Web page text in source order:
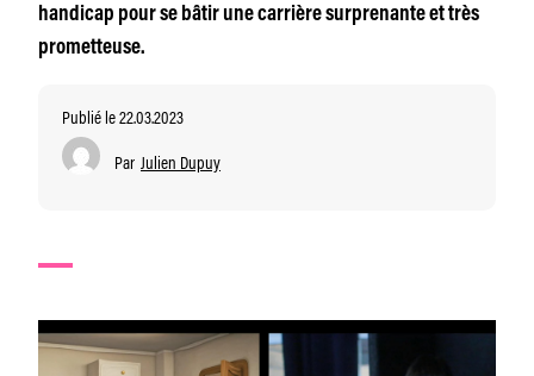
handicap pour se bâtir une carrière surprenante et très
prometteuse.
Publié le 22.03.2023
Par Julien Dupuy